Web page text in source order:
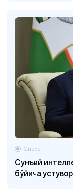
Сунъий
бўйича
Сиёсат